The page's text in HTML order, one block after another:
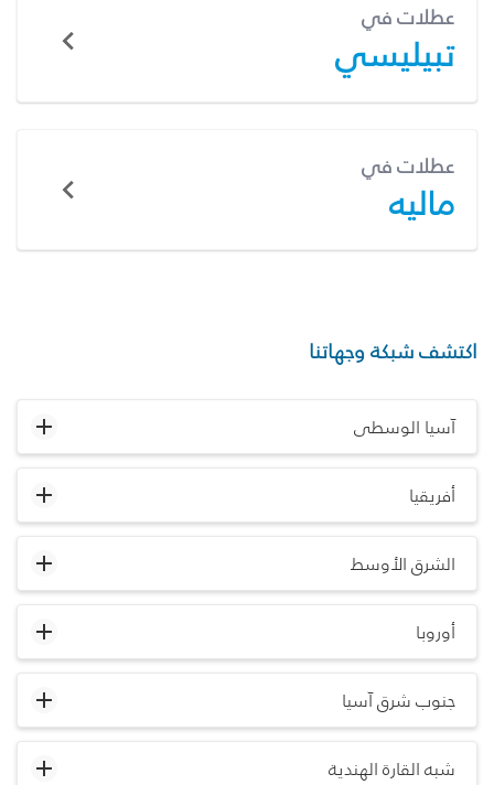
عطلات في
تبيليسي
عطلات في
ماليه
اكتشف شبكة وجهاتنا
آسيا الوسطى
أفريقيا
الشرق الأوسط
أوروبا
جنوب شرق آسيا
شبه القارة الهندية